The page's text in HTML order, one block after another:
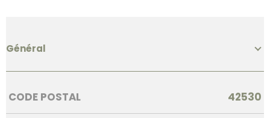
Général
Caractérisque Valeurs
CODE POSTAL 42530